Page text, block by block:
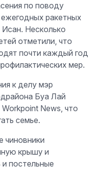
по поводу
ракетных
Несколько
отметили, что
почти каждый год
мер.
к делу мэр
Буа Лай
News, что
семье.
чиновники
крышу и
постельные